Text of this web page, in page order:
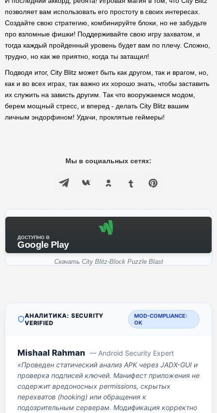
позволяет вам использовать его простоту в своих интересах.
Создайте свою стратегию, комбинируйте блоки, но не забудьте
про взломные фишки! Поддерживайте свою игру захватом, и
тогда каждый пройденный уровень будет вам по плечу. Сложно,
трудно, но как же приятно, когда ты затащил!
Подводя итог, City Blitz может быть как другом, так и врагом, но,
как и во всех играх, так важно их хорошо знать, чтобы заставить
их служить на зависть другим. Так что вооружаемся модом,
берем мощный стресс, и вперед - делать City Blitz вашим
личным эндорфином! Удачи, проклятые геймеры!
Мы в социальных сетях:
ДОСТУПНО В
Google Play
Скачать City Blitz-Block Puzzle Blast
АНАЛИТИКА: SECURITY
VERIFIED
MOD-COMPLIANCE:
OK
Mishaal Rahman — Android Security Expert
«Проведен статический анализ APK через JADX-GUI и
проверка подписей ключей. Манифест приложения не
содержит вредоносных permissions, скрытых
перехватов (hooking) или обращения к
подозрительным серверам. Модификация корректно